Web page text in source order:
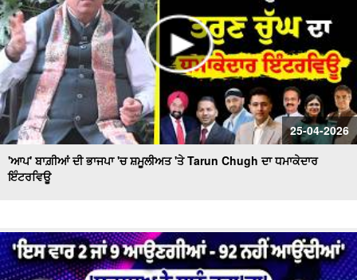
25-04-2026
'ਆਪ' ਬਾਗ਼ੀਆਂ ਦੀ ਭਾਜਪਾ 'ਚ ਸ਼ਮੂਲੀਅਤ 'ਤੇ Tarun Chugh ਦਾ ਧਮਾਕੇਦਾਰ
ਇੰਟਰਵਿਊ